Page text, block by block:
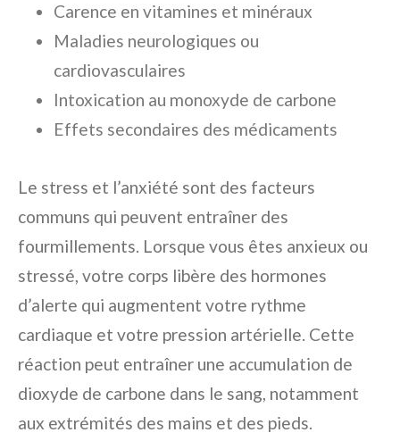
Carence en vitamines et minéraux
Maladies neurologiques ou
cardiovasculaires
Intoxication au monoxyde de carbone
Effets secondaires des médicaments
Le stress et l’anxiété sont des facteurs
communs qui peuvent entraîner des
fourmillements. Lorsque vous êtes anxieux ou
stressé, votre corps libère des hormones
d’alerte qui augmentent votre rythme
cardiaque et votre pression artérielle. Cette
réaction peut entraîner une accumulation de
dioxyde de carbone dans le sang, notamment
aux extrémités des mains et des pieds.